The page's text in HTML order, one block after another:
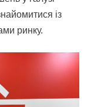
із
ринку.